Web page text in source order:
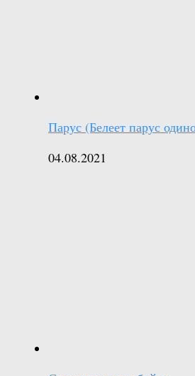
Парус (Белеет парус
04.08.2021